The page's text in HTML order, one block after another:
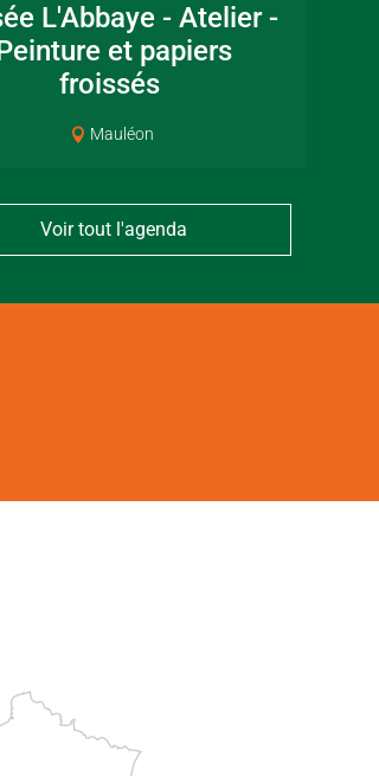
L'Abbaye - Atelier -
et papiers
froissés
Mauléon
Voir tout l'agenda